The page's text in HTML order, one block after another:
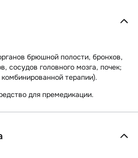
брюшной полости, бронхов,
сосудов головного мозга, почек;
терапии).
для премедикации.